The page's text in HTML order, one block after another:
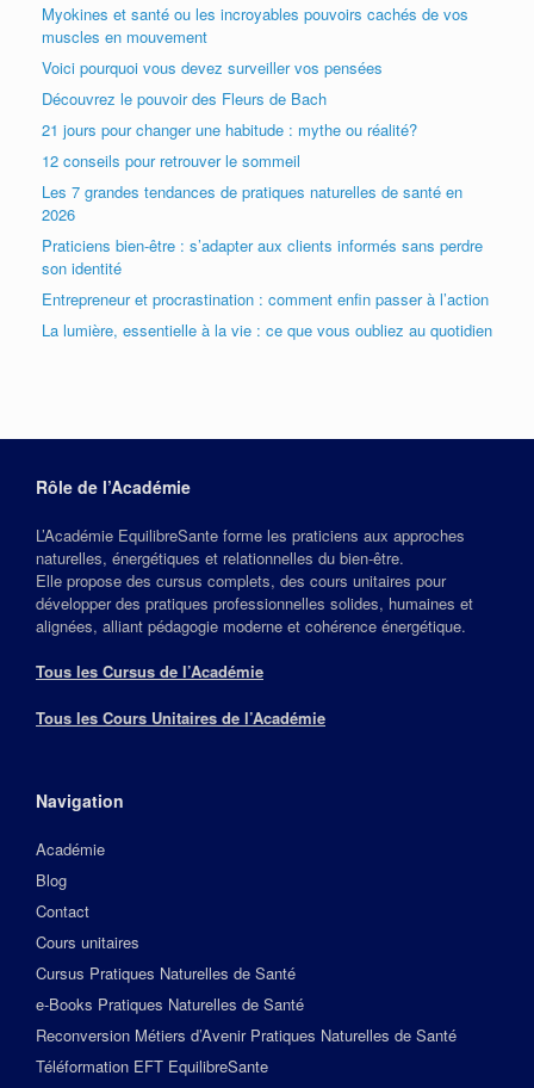
Myokines et santé ou les incroyables pouvoirs cachés de vos
muscles en mouvement
Voici pourquoi vous devez surveiller vos pensées
Découvrez le pouvoir des Fleurs de Bach
21 jours pour changer une habitude : mythe ou réalité?
12 conseils pour retrouver le sommeil
Les 7 grandes tendances de pratiques naturelles de santé en
2026
Praticiens bien-être : s’adapter aux clients informés sans perdre
son identité
Entrepreneur et procrastination : comment enfin passer à l’action
La lumière, essentielle à la vie : ce que vous oubliez au quotidien
Rôle de l’Académie
L’Académie EquilibreSante forme les praticiens aux approches
naturelles, énergétiques et relationnelles du bien‑être.
Elle propose des cursus complets, des cours unitaires pour
développer des pratiques professionnelles solides, humaines et
alignées, alliant pédagogie moderne et cohérence énergétique.
Tous les Cursus de l’Académie
Tous les Cours Unitaires de l’Académie
Navigation
Académie
Blog
Contact
Cours unitaires
Cursus Pratiques Naturelles de Santé
e-Books Pratiques Naturelles de Santé
Reconversion Métiers d’Avenir Pratiques Naturelles de Santé
Téléformation EFT EquilibreSante